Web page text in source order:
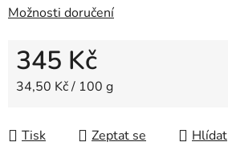
Možnosti doručení
345 Kč
Měrná cena:
34,50 Kč / 100 g
Tisk Zeptat se Hlídat